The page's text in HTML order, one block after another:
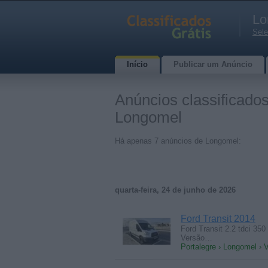
Início Publicar um Anúncio
Anúncios
Longomel
Há apenas 7 anúncios de Longomel:
quarta-feira, 24 de junho de 2026
Ford Transit 2014
Ford Transit 2.2 tdci
Versão…
Portalegre › Longomel ›